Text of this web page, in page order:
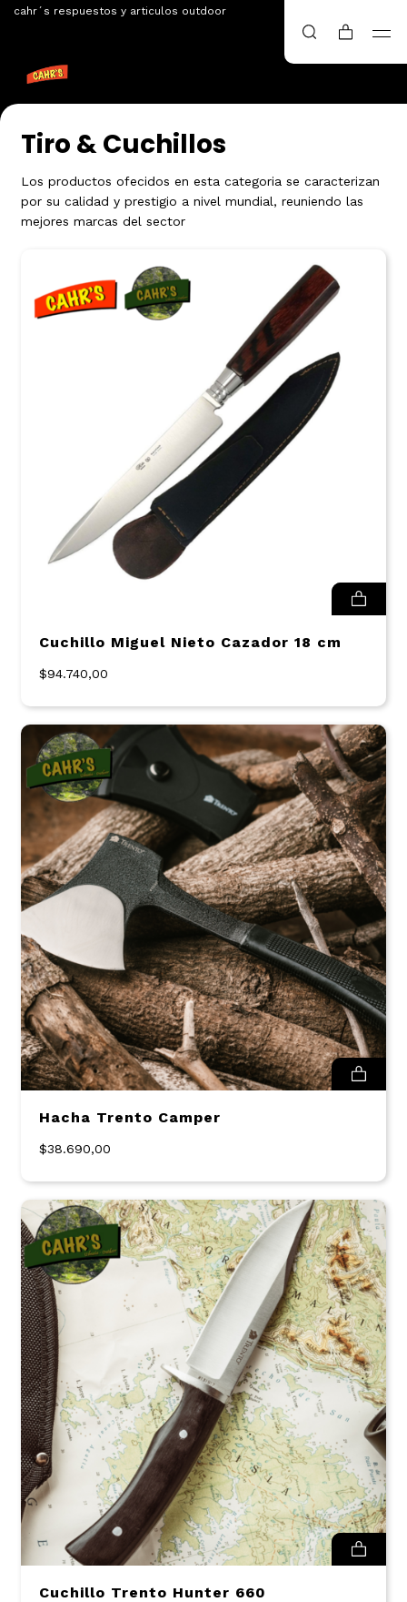
cahr´s respuestos y articulos outdoor
Tiro & Cuchillos
Los productos ofecidos en esta categoria se caracterizan
por su calidad y prestigio a nivel mundial, reuniendo las
mejores marcas del sector
Cuchillo Miguel Nieto Cazador 18 cm
$94.740,00
Hacha Trento Camper
$38.690,00
Cuchillo Trento Hunter 660